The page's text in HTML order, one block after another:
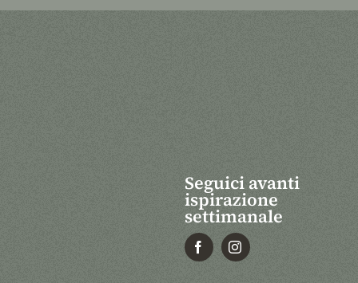
Seguici avanti
ispirazione
settimanale